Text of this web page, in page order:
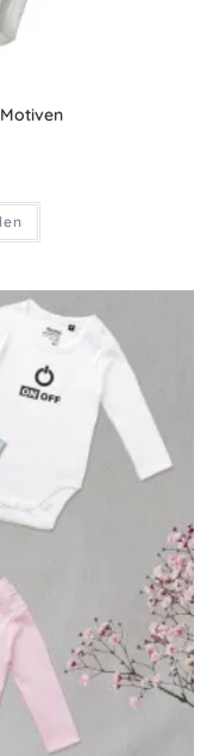
Dieses
weist
auf.
Die
Optionen
können
auf
der
Produktseite
gewählt
werden